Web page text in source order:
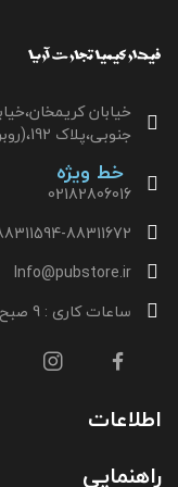
خیابان
جنوبی،پلاک 192،(روبروی بانک سپه)طبقه 3،واحد 14
خط ویژه
02182806016
88311672
Info@pubstore.ir
ساعات کاری : 9 صبح تا 6 عصر
اطلاعات
راهنمایی